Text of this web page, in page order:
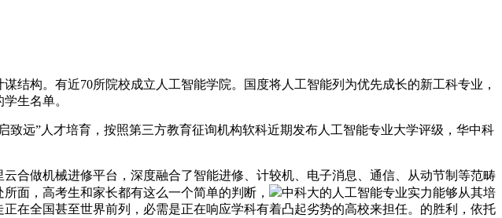
构。有近70所院校成立人工智能学院。国度将人工智能列为优先成长的新工科专业，
生名单。
远”人才培育，按照第三方教育征询机构软科近期发布人工智能专业大学评级，华中科
做机械进修平台，深度融合了智能进修、计较机、电子消息、通信、从动节制等范畴
面，高考生和家长都有这么一个简单的判断，
中科大的人工智能专业实力能够从其培
在全国甚至世界前列，必需是正在响应学科有着凸起劣势的高校来担任。的胜利，依托